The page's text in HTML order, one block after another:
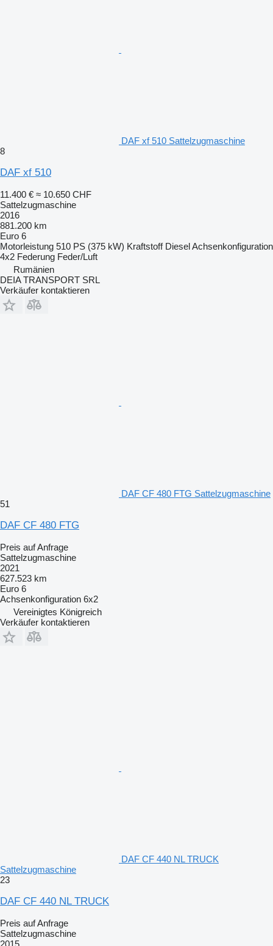
DAF xf 510 Sattelzugmaschine
8
DAF xf 510
11.400 € ≈ 10.650 CHF
Sattelzugmaschine
2016
881.200 km
Euro 6
Motorleistung 510 PS (375 kW) Kraftstoff DieselAchsenkonfiguration
4x2 Federung Feder/Luft
Rumänien
DEIA TRANSPORT SRL
Verkäufer kontaktieren
DAF CF 480 FTG Sattelzugmaschine
51
DAF CF 480 FTG
Preis auf Anfrage
Sattelzugmaschine
2021
627.523 km
Euro 6
Achsenkonfiguration 6x2
Vereinigtes Königreich
Verkäufer kontaktieren
DAF CF 440 NL TRUCK
Sattelzugmaschine
23
DAF CF 440 NL TRUCK
Preis auf Anfrage
Sattelzugmaschine
2015